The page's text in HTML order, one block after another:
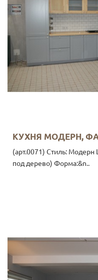
КУХНЯ МОДЕРН,
(арт.0071) Стиль:
под дерево) Форма:&n..